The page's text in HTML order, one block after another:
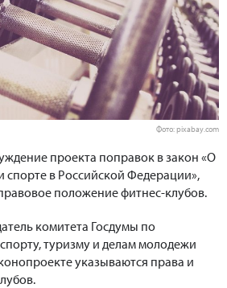
Фото: pixabay.com
проекта поправок в закон «О
спорте в Российской Федерации»,
положение фитнес-клубов.
комитета Госдумы по
туризму и делам молодежи
указываются права и